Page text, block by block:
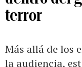
terror
Más allá de los
la audiencia,